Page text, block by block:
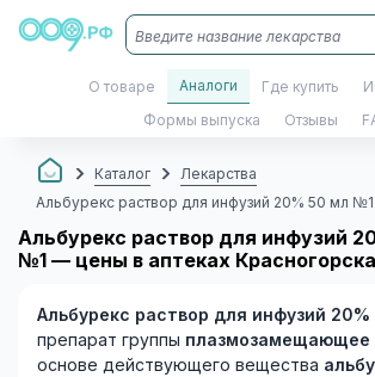
О товаре Аналоги Где купить
Формы выпуска Отзывы
Каталог
Лекарства
Альбурекс раствор для инфузий 20% 50 мл №1
Альбурекс раствор для инфузий
№1 — цены в аптеках Красногорска
Альбурекс раствор для инфузий
препарат группы плазмозамещающее
основе действующего вещества